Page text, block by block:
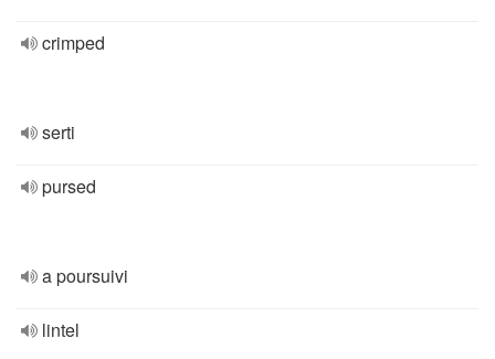
crimped
serti
pursed
a poursuivi
lintel